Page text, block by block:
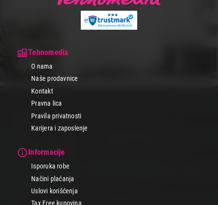
Tehnomedia
O nama
Naše prodavnice
Kontakt
Pravna lica
Pravila privatnosti
Karijera i zaposlenje
Informacije
Isporuka robe
Načini plaćanja
Uslovi korišćenja
Tax Free kupovina